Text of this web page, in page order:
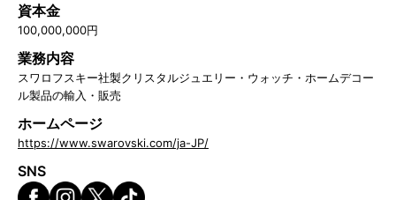
資本金
100,000,000円
業務内容
スワロフスキー社製クリスタルジュエリー・ウォッチ・ホームデコー
ル製品の輸入・販売
ホームページ
https://www.swarovski.com/ja-JP/
SNS